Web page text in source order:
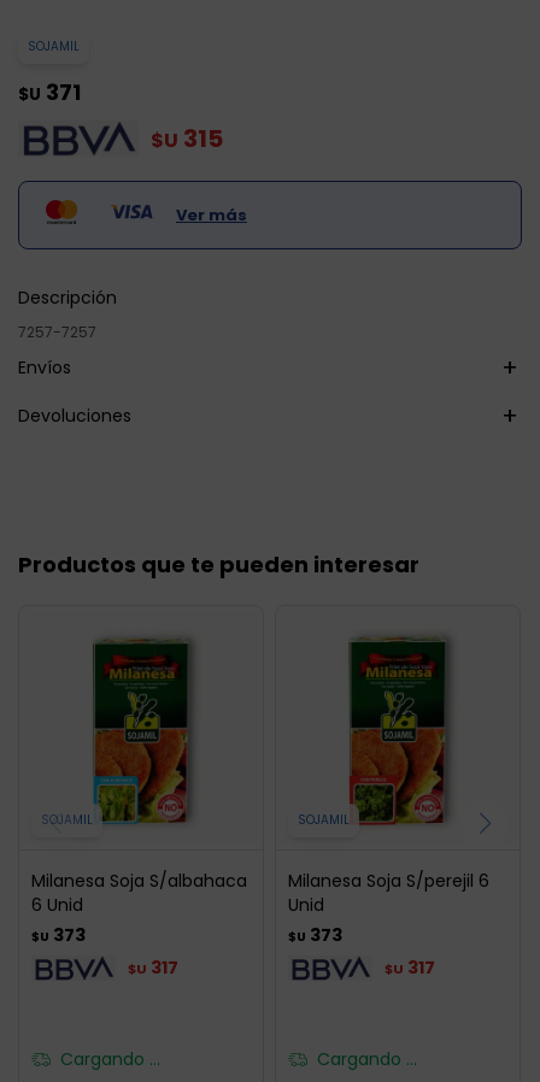
SOJAMIL
$U 371
$U 315
Ver más
Descripción
7257-7257
Envíos
Devoluciones
Productos que te pueden interesar
SOJAMIL
Milanesa Soja S/albahaca
6 Unid
$U 373
$U 317
Cargando ...
SOJAMIL
Milanesa Soja S/perejil 6
Unid
$U 373
$U 317
Cargando ...